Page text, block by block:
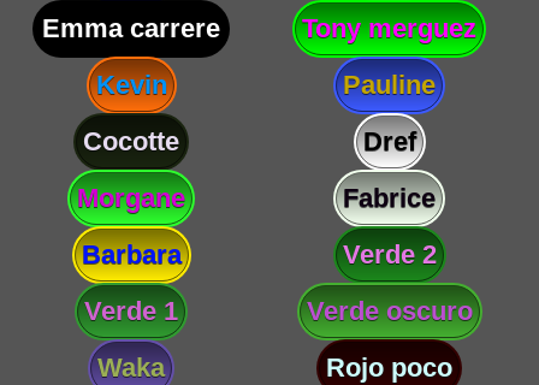
Emma carrere
Tony merguez
Kevin
Pauline
Cocotte
Dref
Morgane
Fabrice
Barbara
Verde 2
Verde 1
Verde oscuro
Waka
Rojo poco